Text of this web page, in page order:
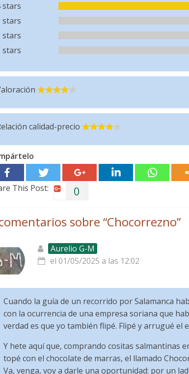
stars
stars
stars
stars
calidad-precio
This Post: 0
sobre “Chocorrezno”
Aurelio G-M
el 01/05/2025 a las 12:02
Cuando la guía de un recorrido por Salamanca
con la ocurrencia de una empresa soriana que
verdad es que yo también flipé. Flipé y arrugué el
Y hete aquí que, comprando cositas salmantinas
topé con el chocolate de marras, el llamado
Va, venga, voy a darle una oportunidad: por un